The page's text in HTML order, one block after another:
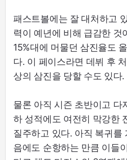
패스트볼에는 잘 대처하고
력이 예년에 비해 급감한 것
15%대에 머물던 삼진율도
다. 이 페이스라면 데뷔 후
상의 삼진을 당할 수도 있다.
물론 아직 시즌 초반이고 다
하 성적에도 여전히 막강한
질주하고 있다. 아직 복귀를
음에도 순항하는 만큼 이들